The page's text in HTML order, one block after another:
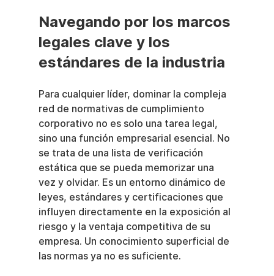
Navegando por los marcos
legales clave y los
estándares de la industria
Para cualquier líder, dominar la compleja
red de normativas de cumplimiento
corporativo no es solo una tarea legal,
sino una función empresarial esencial. No
se trata de una lista de verificación
estática que se pueda memorizar una
vez y olvidar. Es un entorno dinámico de
leyes, estándares y certificaciones que
influyen directamente en la exposición al
riesgo y la ventaja competitiva de su
empresa. Un conocimiento superficial de
las normas ya no es suficiente.